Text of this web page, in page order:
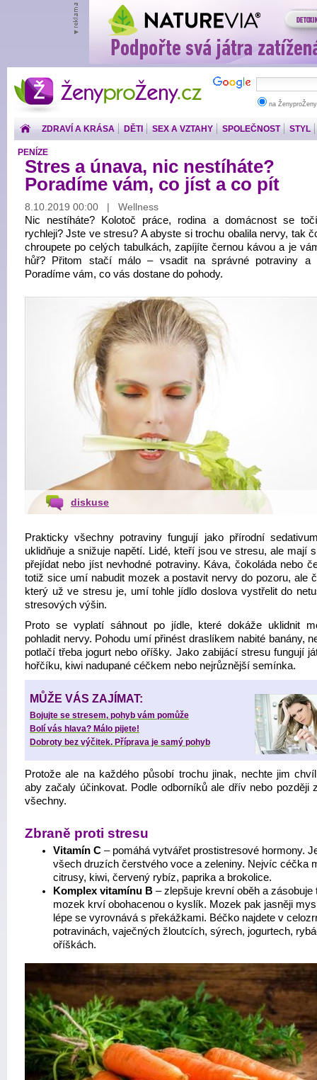
ŽenyproŽeny.cz
na
ZDRAVÍ A KRÁSA DĚTI SEX A VZTAHY SPOLEČNOST STYL
PENÍZE
Stres a únava, nic nestíháte?
Poradíme vám, co jíst a co pít
8.10.2019 00:00 | Wellness
Nic nestíháte? Kolotoč práce, rodina a domácnost se
rychleji? Jste ve stresu? A abyste si trochu obalila nervy, tak
chroupete po celých tabulkách, zapíjíte černou kávou a je
hůř? Přitom stačí málo – vsadit na správné potraviny a
Poradíme vám, co vás dostane do pohody.
diskuse
Prakticky všechny potraviny fungují jako přírodní
uklidňuje a snižuje napětí. Lidé, kteří jsou ve stresu, ale mají
přejídat nebo jíst nevhodné potraviny. Káva, čokoláda nebo
totiž sice umí nabudit mozek a postavit nervy do pozoru, ale
který už ve stresu je, umí tohle jídlo doslova vystřelit do
stresových výšin.
Proto se vyplatí sáhnout po jídle, které dokáže uklidnit
pohladit nervy. Pohodu umí přinést draslíkem nabité banány,
potlačí třeba jogurt nebo oříšky. Jako zabijácí stresu fungují
hořčíku, kiwi nadupané céčkem nebo nejrůznější semínka.
MŮŽE VÁS ZAJÍMAT:
Bojujte se stresem, pohyb vám pomůže
Bolí vás hlava? Málo pijete!
Dobroty bez výčitek. Příprava je samý pohyb
Protože ale na každého působí trochu jinak, nechte jim
aby začaly účinkovat. Podle odborníků ale dřív nebo později
všechny.
Zbraně proti stresu
Vitamín C – pomáhá vytvářet prostistresové hormony.
všech druzích čerstvého voce a zeleniny. Nejvíc céčka
citrusy, kiwi, červený rybíz, paprika a brokolice.
Komplex vitamínu B – zlepšuje krevní oběh a zásobuje
mozek krví obohacenou o kyslík. Mozek pak jasněji
lépe se vyrovnává s překážkami. Béčko najdete v
potravinách, vaječných žloutcích, sýrech, jogurtech,
oříškách.